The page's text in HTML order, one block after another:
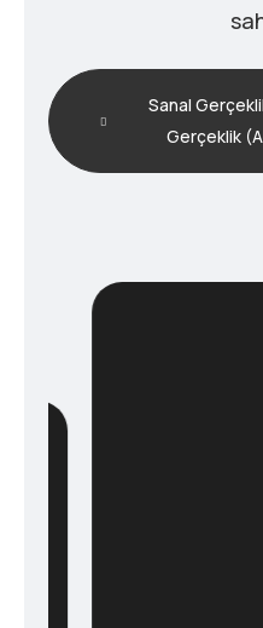
Sanal
Gerçeklik